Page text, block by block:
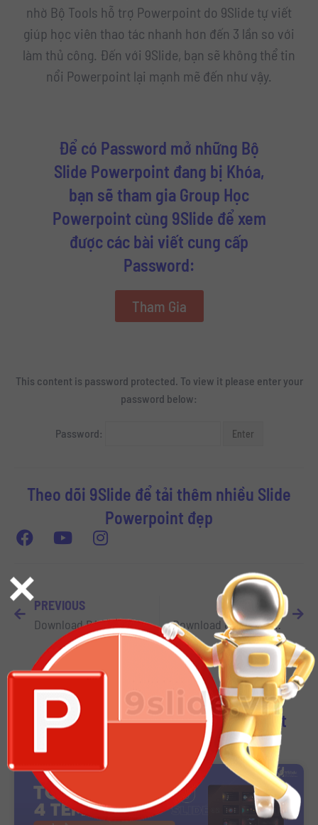
nhờ Bộ Tools hỗ trợ Powerpoint do 9Slide tự viết
giúp học viên thao tác nhanh hơn đến 3 lần so với
làm thủ công. Đến với 9Slide, bạn sẽ không thể tin
nổi Powerpoint lại mạnh mẽ đến như vậy.
Để có Password mở những Bộ
Slide Powerpoint đang bị Khóa,
bạn sẽ tham gia Group Học
Powerpoint cùng 9Slide để xem
được các bài viết cung cấp
Password:
Tham Gia
This content is password protected. To view it please enter your
password below:
Password:
Theo dõi 9Slide để tải thêm nhiều Slide
Powerpoint đẹp
PREVIOUS
Download Bộ nhân vật 3D dành cho thiết kế Slide Powerpoint Sáng tạo
NEXT
Download 8 Font Bảng phấn tuyệt đẹp dành cho Slide Powerpoint Bài giảng
Download Other Template Powerpoint
×